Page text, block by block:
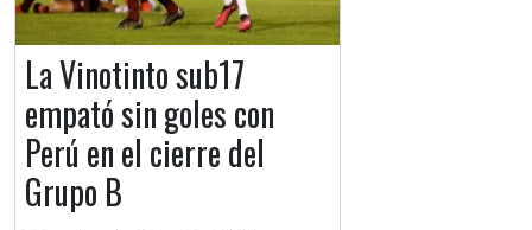
La Vinotinto sub17
empató sin goles con
Perú en el cierre del
Grupo B